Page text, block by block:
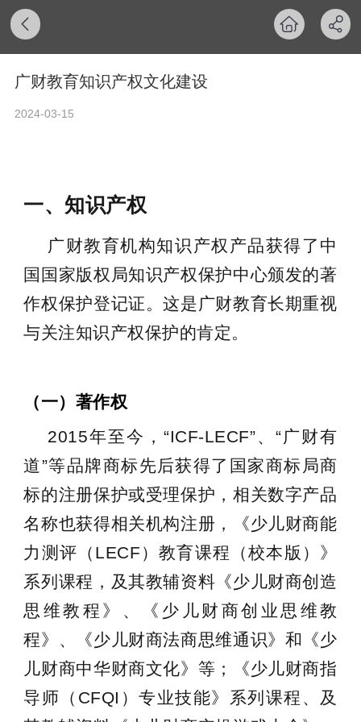
广财教育知识产权文化建设
2024-03-15
一、知识产权
广财教育机构知识产权产品获得了中
国国家版权局知识产权保护中心颁发的著
作权保护登记证。这是广财教育长期重视
与关注知识产权保护的肯定。
（一）著作权
2015年至今，“ICF-LECF”、“广财有
道”等品牌商标先后获得了国家商标局商
标的注册保护或受理保护，相关数字产品
名称也获得相关机构注册，《少儿财商能
力测评（LECF）教育课程（校本版）》
系列课程，及其教辅资料《少儿财商创造
思维教程》、《少儿财商创业思维教
程》、《少儿财商法商思维通识》和《少
儿财商中华财商文化》等；《少儿财商指
导师（CFQI）专业技能》系列课程、及